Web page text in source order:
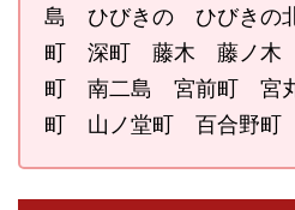
島 ひびきの ひびきの
町 深町 藤木 藤ノ
町 南二島 宮前町 宮
町 山ノ堂町 百合野